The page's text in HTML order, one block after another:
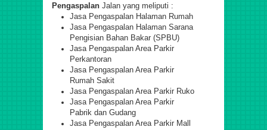
Pengaspalan Jalan yang meliputi :
Jasa Pengaspalan Halaman Rumah
Jasa Pengaspalan Halaman Sarana
Pengisian Bahan Bakar (SPBU)
Jasa Pengaspalan Area Parkir
Perkantoran
Jasa Pengaspalan Area Parkir
Rumah Sakit
Jasa Pengaspalan Area Parkir Ruko
Jasa Pengaspalan Area Parkir
Pabrik dan Gudang
Jasa Pengaspalan Area Parkir Mall